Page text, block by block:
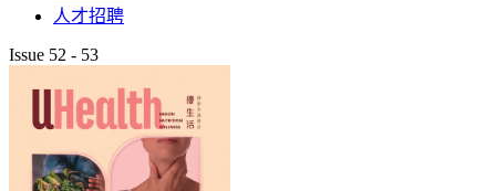
人才招聘
Issue 52 - 53